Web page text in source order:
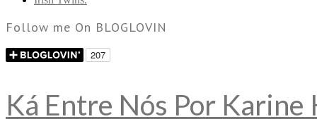
Follow me On BLOGLOVIN
Ká Entre Nós Por Karine